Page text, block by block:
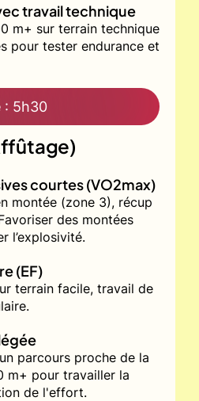
travail technique
m+ sur terrain technique
pour tester endurance et
: 5h30
courtes (VO2max)
montée (zone 3), récup
des montées
l’explosivité.
(EF)
terrain facile, travail de
parcours proche de la
m+ pour travailler la
de l'effort.